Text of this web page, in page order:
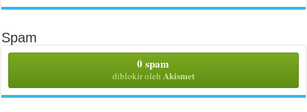
Spam
0 spam
diblokir oleh Akismet